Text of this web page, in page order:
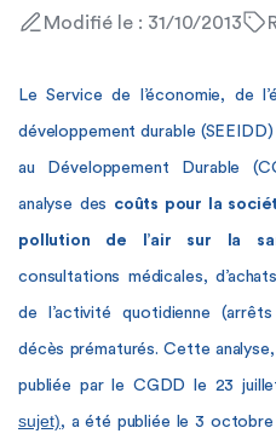
Modifié le : 31/10/2013
Le Service de l’économie, de
développement durable
au Développement Durable
analyse des coûts pour la
pollution de l’air sur la
consultations médicales,
de l’activité quotidienne
décès prématurés. Cette analyse,
publiée par le CGDD le 23
sujet), a été publiée le 3 octobre